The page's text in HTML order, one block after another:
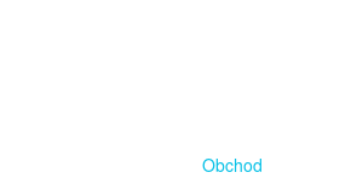
Obchod